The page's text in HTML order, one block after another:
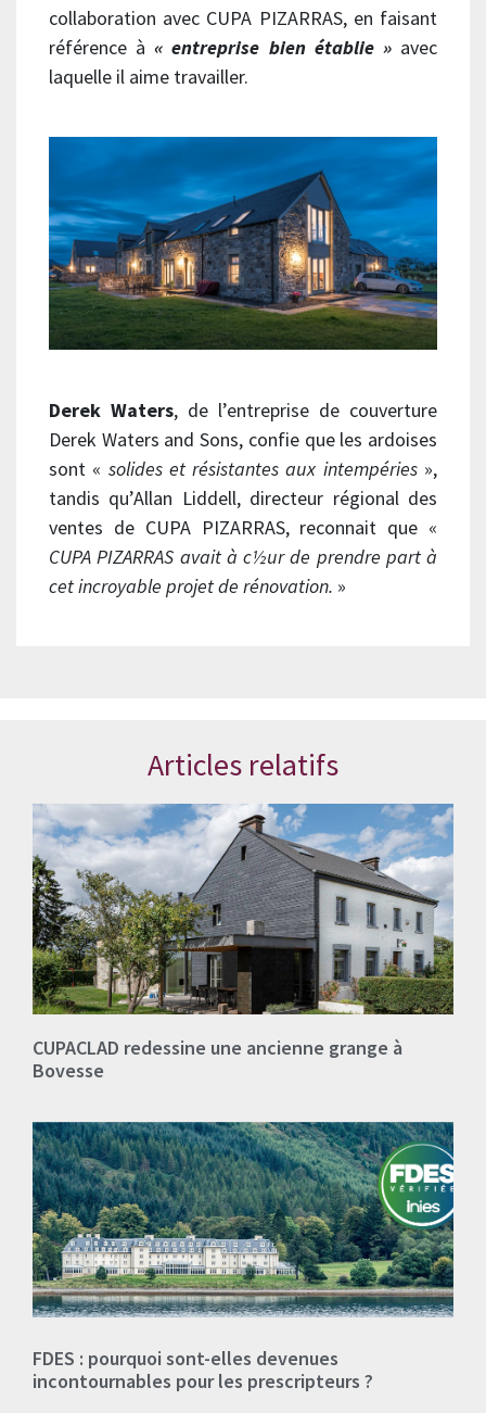
collaboration avec CUPA PIZARRAS, en faisant
référence à« entreprise bien établie »avec
laquelle il aime travailler.
Derek Waters, de l’entreprise de couverture
Derek Waters and Sons, confie que les ardoises
sont « solides et résistantes aux intempéries»,
tandis qu’Allan Liddell, directeur régional des
ventes de CUPA PIZARRAS, reconnait que «
CUPA PIZARRAS avait à c½ur de prendre part à
cet incroyable projet de rénovation. »
Articles relatifs
CUPACLAD redessine une ancienne grange à
Bovesse
FDES : pourquoi sont-elles devenues
incontournables pour les prescripteurs ?